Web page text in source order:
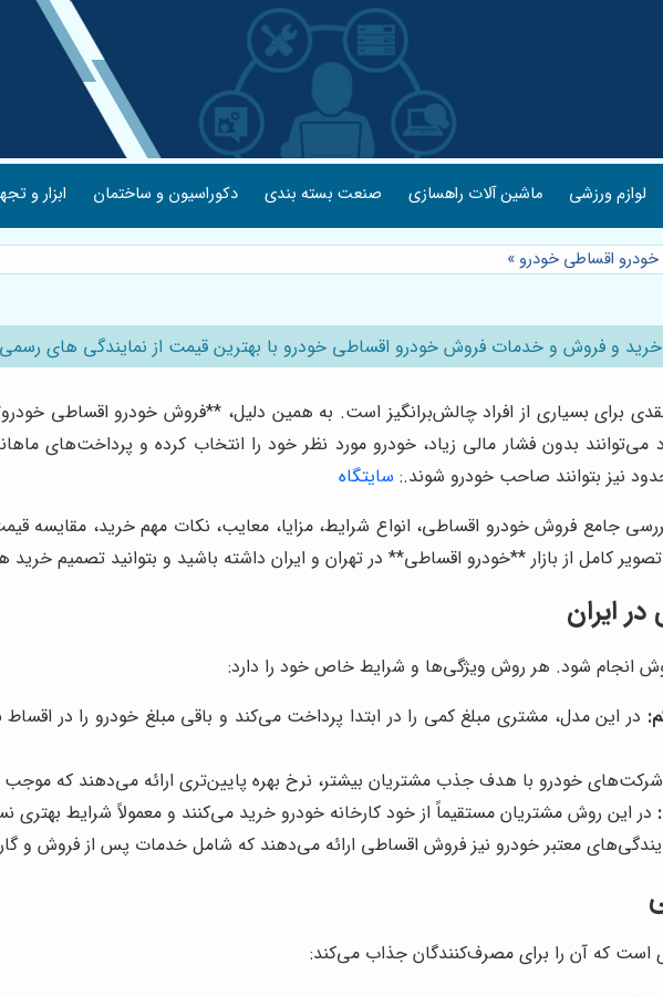
لوازم ورزشی ماشین آلات راهسازی صنعت بسته بندی دکوراسیون و ساختمان ابزار و
اقساطی خودرو »
و فروش و خدمات فروش خودرو اقساطی خودرو با بهترین قیمت از نمایندگی های رسمی
برای بسیاری از افراد چالش‌برانگیز است. به همین دلیل، **فروش خودرو اقساطی
می‌توانند بدون فشار مالی زیاد، خودرو مورد نظر خود را انتخاب کرده و پرداخت‌های
نیز بتوانند صاحب خودرو شوند.: سایتگاه
جامع فروش خودرو اقساطی، انواع شرایط، مزایا، معایب، نکات مهم خرید، مقایسه
از بازار **خودرو اقساطی** در تهران و ایران داشته باشید و بتوانید تصمیم خرید
ایران
انجام شود. هر روش ویژگی‌ها و شرایط خاص خود را دارد:
در این مدل، مشتری مبلغ کمی را در ابتدا پرداخت می‌کند و باقی مبلغ خودرو را در
خودرو با هدف جذب مشتریان بیشتر، نرخ بهره پایین‌تری ارائه می‌دهند که
در این روش مشتریان مستقیماً از خود کارخانه خودرو خرید می‌کنند و معمولاً شرایط بهتری
معتبر خودرو نیز فروش اقساطی ارائه می‌دهند که شامل خدمات پس از فروش و
است که آن را برای مصرف‌کنندگان جذاب می‌کند: